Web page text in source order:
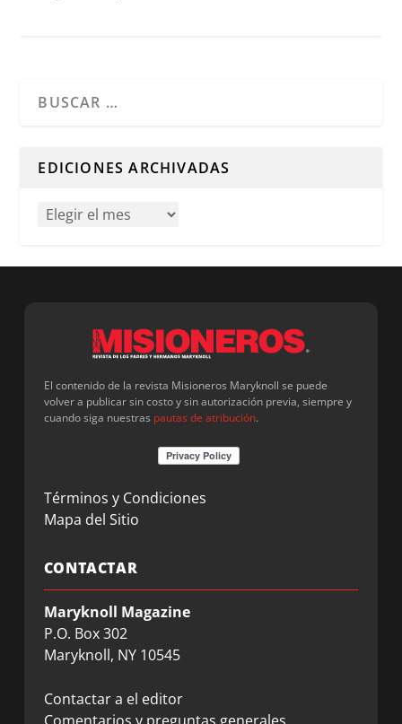
EDICIONES ARCHIVADAS
El contenido de la revista Misioneros Maryknoll se puede
volver a publicar sin costo y sin autorización previa, siempre y
cuando siga nuestras pautas de atribución.
Términos y Condiciones
Mapa del Sitio
CONTACTAR
Maryknoll Magazine
P.O. Box 302
Maryknoll, NY 10545
Contactar a el editor